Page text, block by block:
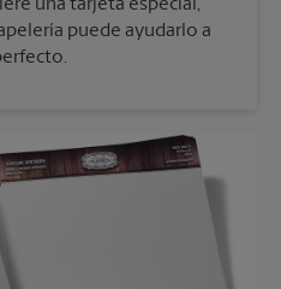
una tarjeta especial,
puede ayudarlo a